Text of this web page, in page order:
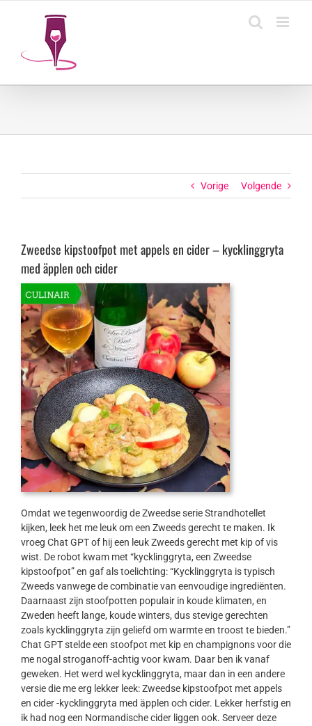
Vorige Volgende
Zweedse kipstoofpot met appels en cider – kycklinggryta
med äpplen och cider
Omdat we tegenwoordig de Zweedse serie Strandhotellet
kijken, leek het me leuk om een Zweeds gerecht te maken. Ik
vroeg Chat GPT of hij een leuk Zweeds gerecht met kip of vis
wist. De robot kwam met “kycklinggryta, een Zweedse
kipstoofpot” en gaf als toelichting: “Kycklinggryta is typisch
Zweeds vanwege de combinatie van eenvoudige ingrediënten.
Daarnaast zijn stoofpotten populair in koude klimaten, en
Zweden heeft lange, koude winters, dus stevige gerechten
zoals kycklinggryta zijn geliefd om warmte en troost te bieden.”
Chat GPT stelde een stoofpot met kip en champignons voor die
me nogal stroganoff-achtig voor kwam. Daar ben ik vanaf
geweken. Het werd wel kycklinggryta, maar dan in een andere
versie die me erg lekker leek: Zweedse kipstoofpot met appels
en cider -kycklinggryta med äpplen och cider. Lekker herfstig en
ik had nog een Normandische cider liggen ook. Serveer deze